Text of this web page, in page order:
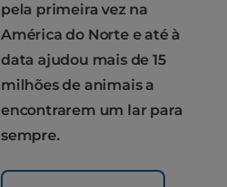
pela primeira vez na
América do Norte e até à
data ajudou mais de 15
milhões de animais a
encontrarem um lar para
sempre.